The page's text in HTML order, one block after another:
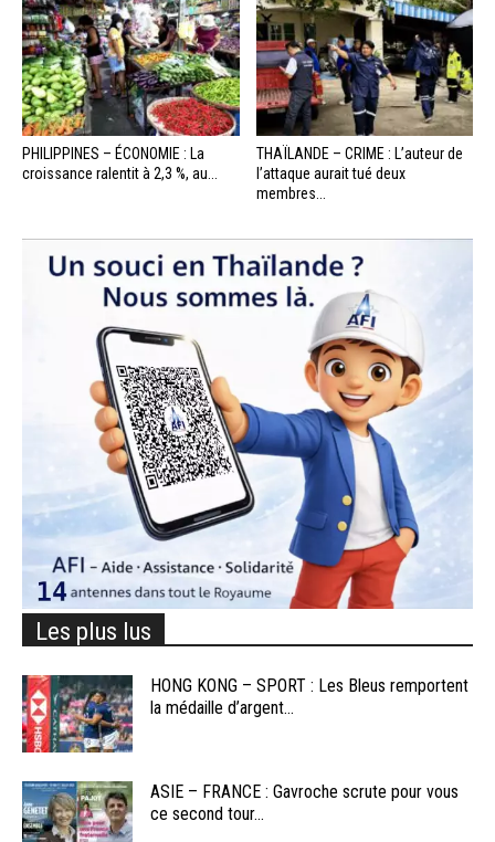
PHILIPPINES – ÉCONOMIE : La
croissance ralentit à 2,3 %, au...
THAÏLANDE – CRIME : L’auteur de
l’attaque aurait tué deux
membres...
Les plus lus
HONG KONG – SPORT : Les Bleus remportent
la médaille d’argent...
ASIE – FRANCE : Gavroche scrute pour vous
ce second tour...